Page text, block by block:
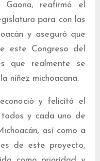
Gaona, reafirmó el
para con las
y aseguró que
este Congreso del
que realmente se
niñez michoacana.
y felicitó el
y cada uno de
así como a
de este proyecto,